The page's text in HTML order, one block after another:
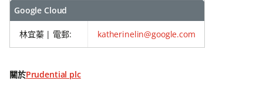
Google Cloud
林宜蓁 | 電郵: katherinelin@google.com
關於Prudential plc